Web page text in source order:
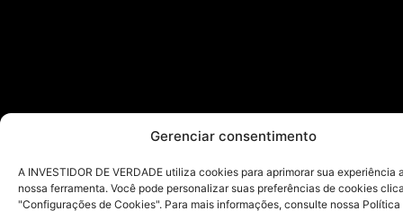
Gerenciar consentimento
A INVESTIDOR DE VERDADE utiliza cookies para aprimorar sua experiência
nossa ferramenta. Você pode personalizar suas preferências de cookies
"Configurações de Cookies". Para mais informações, consulte nossa Política